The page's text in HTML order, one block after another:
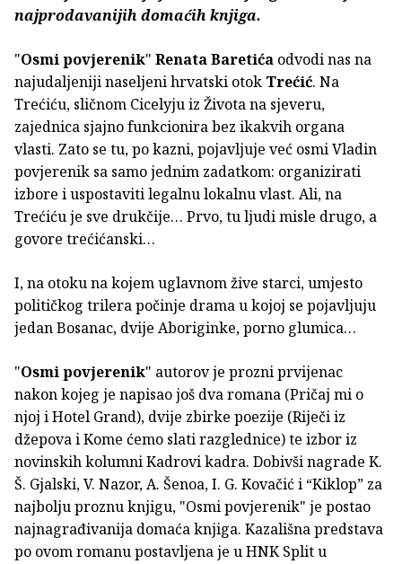
najprodavanijih domaćih knjiga.
"Osmi povjerenik" Renata Baretića odvodi nas na
najudaljeniji naseljeni hrvatski otok Trećić. Na
Trećiću, sličnom Cicelyju iz Života na sjeveru,
zajednica sjajno funkcionira bez ikakvih organa
vlasti. Zato se tu, po kazni, pojavljuje već osmi Vladin
povjerenik sa samo jednim zadatkom: organizirati
izbore i uspostaviti legalnu lokalnu vlast. Ali, na
Trećiću je sve drukčije… Prvo, tu ljudi misle drugo, a
govore trećićanski…
I, na otoku na kojem uglavnom žive starci, umjesto
političkog trilera počinje drama u kojoj se pojavljuju
jedan Bosanac, dvije Aboriginke, porno glumica…
"Osmi povjerenik" autorov je prozni prvijenac
nakon kojeg je napisao još dva romana (Pričaj mi o
njoj i Hotel Grand), dvije zbirke poezije (Riječi iz
džepova i Kome ćemo slati razglednice) te izbor iz
novinskih kolumni Kadrovi kadra. Dobivši nagrade K.
Š. Gjalski, V. Nazor, A. Šenoa, I. G. Kovačić i “Kiklop” za
najbolju proznu knjigu, "Osmi povjerenik" je postao
najnagrađivanija domaća knjiga. Kazališna predstava
po ovom romanu postavljena je u HNK Split u